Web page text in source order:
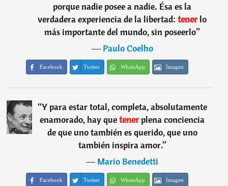
porque nadie posee a nadie. Ésa es la
verdadera experiencia de la libertad: tener lo
más importante del mundo, sin poseerlo”
―Paulo Coelho
Facebook Twitter WhatsApp Imagen
“Y para estar total, completa, absolutamente
enamorado, hay quetenerplena conciencia
de que uno también es querido, que uno
también inspira amor.”
―Mario Benedetti
Facebook Twitter WhatsApp Imagen